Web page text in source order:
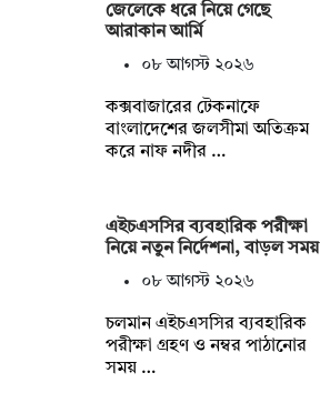
জেলেকে ধরে নিয়ে গেছে
আরাকান আর্মি
০৮ আগস্ট ২০২৬
কক্সবাজারের টেকনাফে
বাংলাদেশের জলসীমা অতিক্রম
করে নাফ নদীর …
এইচএসসির ব্যবহারিক পরীক্ষা
নিয়ে নতুন নির্দেশনা, বাড়ল সময়
০৮ আগস্ট ২০২৬
চলমান এইচএসসির ব্যবহারিক
পরীক্ষা গ্রহণ ও নম্বর পাঠানোর
সময় …